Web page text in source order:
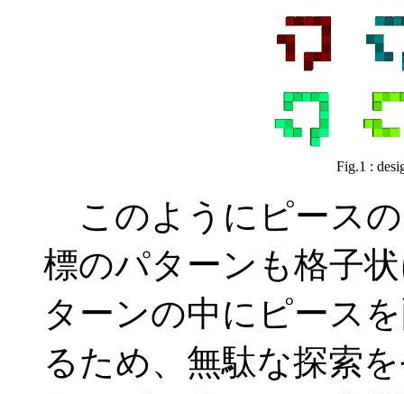
Fig.1 :
このようにピース
標のパターンも格子
ターンの中にピース
るため、無駄な探索